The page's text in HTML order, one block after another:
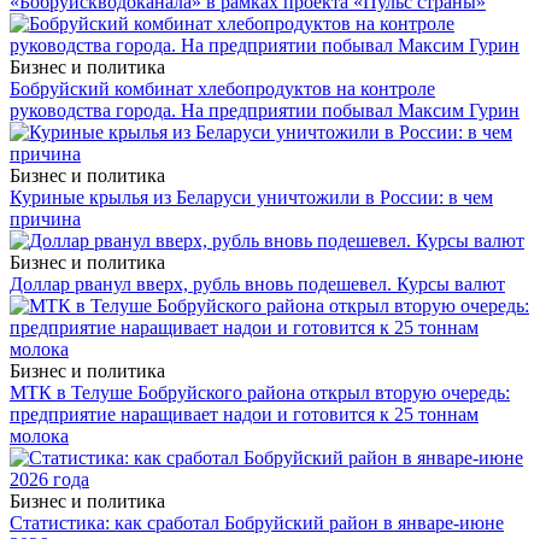
Бизнес и политика
Бобруйский комбинат хлебопродуктов на контроле
руководства города. На предприятии побывал Максим Гурин
Бизнес и политика
Куриные крылья из Беларуси уничтожили в России: в чем
причина
Бизнес и политика
Доллар рванул вверх, рубль вновь подешевел. Курсы валют
Бизнес и политика
МТК в Телуше Бобруйского района открыл вторую очередь:
предприятие наращивает надои и готовится к 25 тоннам
молока
Бизнес и политика
Статистика: как сработал Бобруйский район в январе-июне